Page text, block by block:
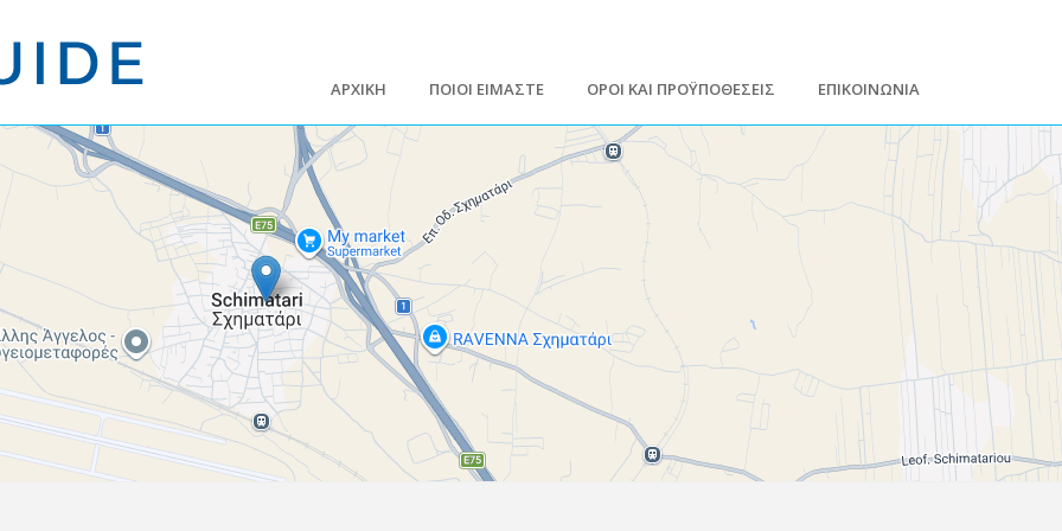
ΑΡΧΙΚΗ ΠΟΙΟΙ ΕΙΜΑΣΤΕ ΟΡΟΙ ΚΑΙ ΠΡΟΫΠΟΘΕΣΕΙΣ ΕΠΙΚΟΙΝΩΝΙΑ
Leaflet | Map data ©Google